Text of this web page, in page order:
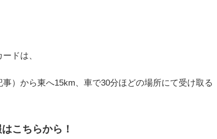
ドは、
）から東へ15km、車で30分ほどの場所にて受け取る
こちらから！